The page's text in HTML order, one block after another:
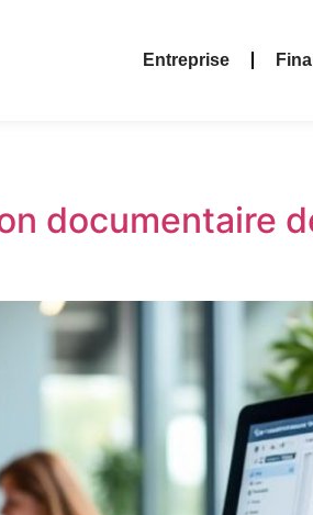
Entreprise
documentaire